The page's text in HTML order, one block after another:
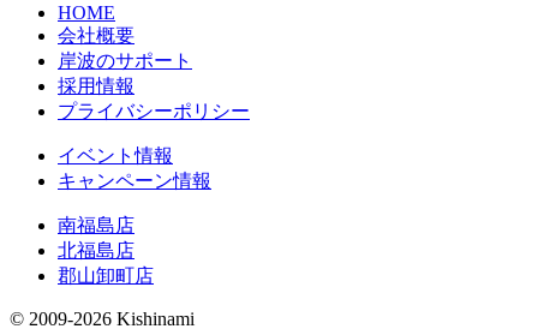
HOME
会社概要
岸波のサポート
採用情報
プライバシーポリシー
イベント情報
キャンペーン情報
南福島店
北福島店
郡山卸町店
© 2009-2026 Kishinami